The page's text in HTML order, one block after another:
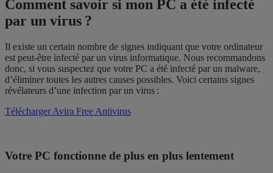
Comment savoir si mon PC a été infecté
par un virus ?
Il existe un certain nombre de signes indiquant que votre ordinateur
est peut-être infecté par un virus informatique. Nous recommandons
donc, si vous suspectez que votre PC a été infecté par un malware,
d’éliminer toutes les autres causes possibles. Voici certains signes
révélateurs d’une infection par un virus :
Télécharger Avira Free Antivirus
Votre PC fonctionne de plus en plus lentement